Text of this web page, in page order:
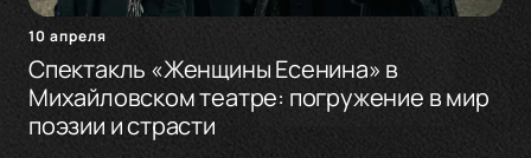
10 апреля
Спектакль «Женщины Есенина» в
Михайловском театре: погружение в мир
поэзии и страсти